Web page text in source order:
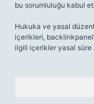
bu sorumluluğu kabul
Hukuka ve yasal
içerikleri,
ilgili içerikler yasal süre